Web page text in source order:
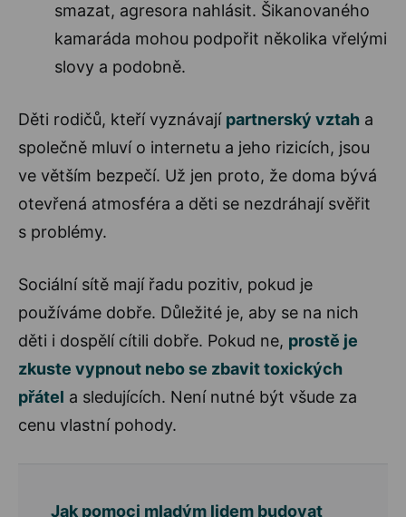
smazat, agresora nahlásit. Šikanovaného
kamaráda mohou podpořit několika vřelými
slovy a podobně.
Děti rodičů, kteří vyznávají partnerský vztah a
společně mluví o internetu a jeho rizicích, jsou
ve větším bezpečí. Už jen proto, že doma bývá
otevřená atmosféra a děti se nezdráhají svěřit
s problémy.
Sociální sítě mají řadu pozitiv, pokud je
používáme dobře. Důležité je, aby se na nich
děti i dospělí cítili dobře. Pokud ne, prostě je
zkuste vypnout nebo se zbavit toxických
přátel a sledujících. Není nutné být všude za
cenu vlastní pohody.
Jak pomoci mladým lidem budovat